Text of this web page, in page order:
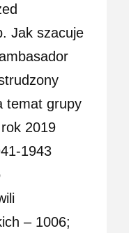
Jak szacuje
temat grupy
2019
1943
– 1006;